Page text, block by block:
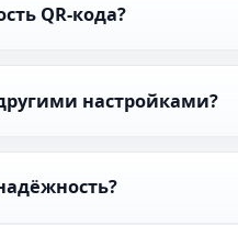
QR-кода?
настройками?